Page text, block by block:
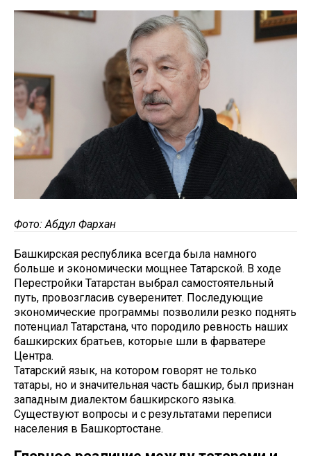
Фото: Абдул Фархан
Башкирская республика всегда была намного
больше и экономически мощнее Татарской. В ходе
Перестройки Татарстан выбрал самостоятельный
путь, провозгласив суверенитет. Последующие
экономические программы позволили резко поднять
потенциал Татарстана, что породило ревность наших
башкирских братьев, которые шли в фарватере
Центра.
Татарский язык, на котором говорят не только
татары, но и значительная часть башкир, был признан
западным диалектом башкирского языка.
Существуют вопросы и с результатами переписи
населения в Башкортостане.